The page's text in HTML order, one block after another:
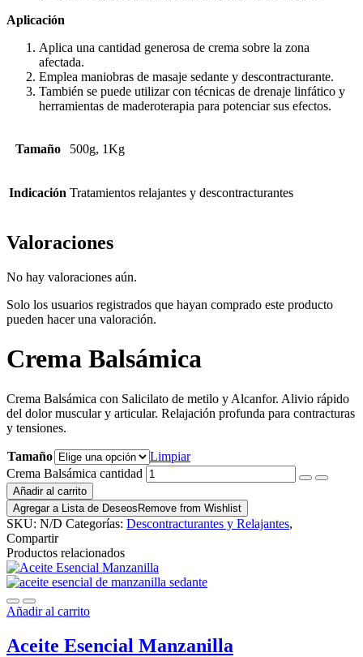
Aplicación
Aplica una cantidad generosa de crema sobre la zona
afectada.
Emplea maniobras de masaje sedante y descontracturante.
También se puede utilizar con técnicas de drenaje linfático y
herramientas de maderoterapia para potenciar sus efectos.
Tamaño 500g, 1Kg
Indicación Tratamientos relajantes y descontracturantes
Valoraciones
No hay valoraciones aún.
Solo los usuarios registrados que hayan comprado este producto
pueden hacer una valoración.
Crema Balsámica
Crema Balsámica con Salicilato de metilo y Alcanfor. Alivio rápido
del dolor muscular y articular. Relajación profunda para contracturas
y tensiones.
Tamaño
Limpiar
Crema Balsámica cantidad
Añadir al carrito
Agregar a Lista de DeseosRemove from Wishlist
SKU: N/D Categorías: Descontracturantes y Relajantes,
Compartir
Productos relacionados
Añadir al carrito
Aceite Esencial Manzanilla